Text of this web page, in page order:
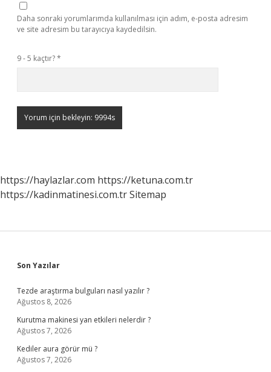
Daha sonraki yorumlarımda kullanılması için adım, e-posta adresim
ve site adresim bu tarayıcıya kaydedilsin.
9 - 5 kaçtır?*
https://haylazlar.com https://ketuna.com.tr
https://kadinmatinesi.com.trSitemap
Sidebar
Son Yazılar
Tezde araştırma bulguları nasıl yazılır ?
Ağustos 8, 2026
Kurutma makinesi yan etkileri nelerdir ?
Ağustos 7, 2026
Kediler aura görür mü ?
Ağustos 7, 2026